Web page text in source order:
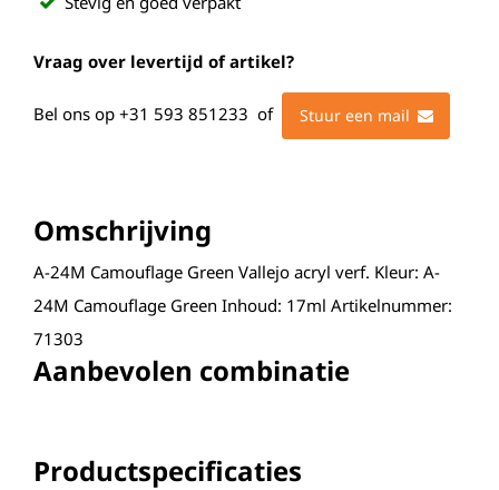
Vraag over levertijd of artikel?
Bel ons op +31 593 851233 of Stuur een mail
Omschrijving
A-24M Camouflage Green Vallejo acryl verf. Kleur: A-
24M Camouflage Green Inhoud: 17ml Artikelnummer:
71303
Aanbevolen combinatie
Productspecificaties